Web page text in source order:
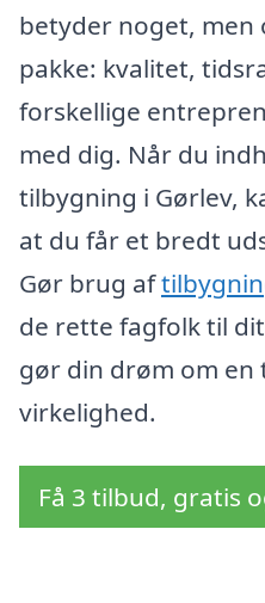
betyder noget, men
pakke: kvalitet,
forskellige
med dig. Når du
tilbygning i Gørlev,
at du får et bredt
Gør brug af
de rette fagfolk til
gør din drøm om en
virkelighed.
Få 3 tilbud, gratis